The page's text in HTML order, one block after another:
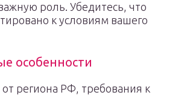
роль. Убедитесь, что
к условиям вашего
особенности
от региона РФ, требования к